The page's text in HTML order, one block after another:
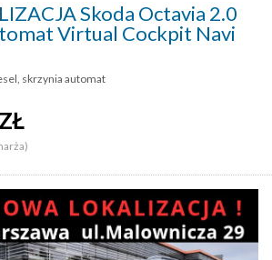
Skoda Octavia 2.0
Virtual Cockpit Navi
skrzynia automat